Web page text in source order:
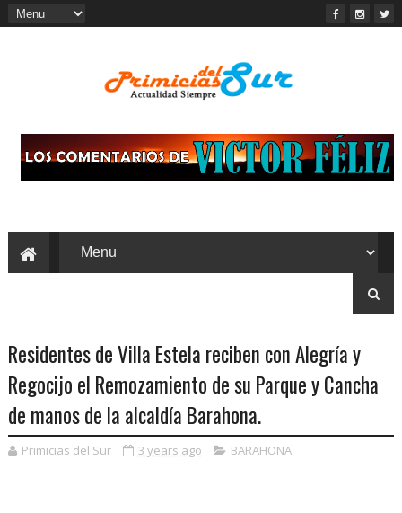
Residentes de Villa Estela reciben con Alegría y
Regocijo el Remozamiento de su Parque y Cancha
de manos de la alcaldía Barahona.
Primicias del Sur 3 years ago BARAHONA